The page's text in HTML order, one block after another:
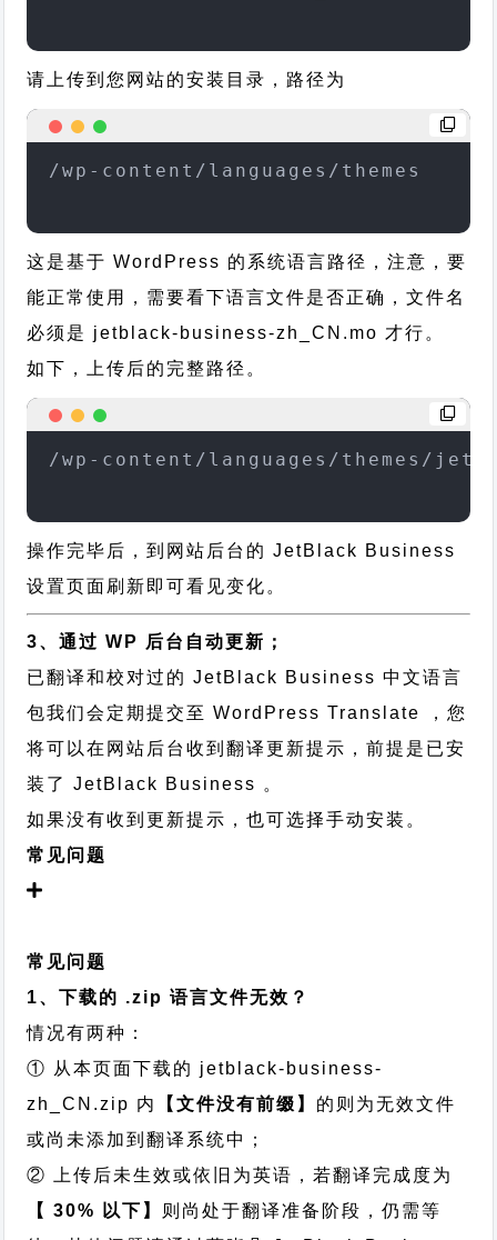
请上传到您网站的安装目录，路径为
/wp-content/languages/themes
这是基于 WordPress 的系统语言路径，注意，要
能正常使用，需要看下语言文件是否正确，文件名
必须是 jetblack-business-zh_CN.mo 才行。
如下，上传后的完整路径。
/wp-content/languages/themes/
操作完毕后，到网站后台的 JetBlack Business
设置页面刷新即可看见变化。
3、通过 WP 后台自动更新；
已翻译和校对过的 JetBlack Business 中文语言
包我们会定期提交至 WordPress Translate ，您
将可以在网站后台收到翻译更新提示，前提是已安
装了 JetBlack Business 。
如果没有收到更新提示，也可选择手动安装。
常见问题
常见问题
1、下载的 .zip 语言文件无效？
情况有两种：
① 从本页面下载的 jetblack-business-
zh_CN.zip 内
【文件没有前缀】 的则为无效文件
或尚未添加到翻译系统中；
② 上传后未生效或依旧为英语，若翻译完成度为
【 30% 以下】 则尚处于翻译准备阶段，仍需等